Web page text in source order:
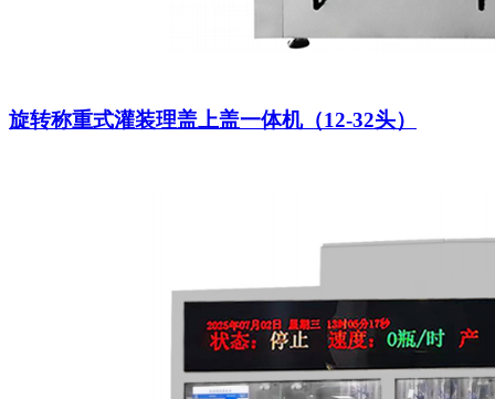
旋转称重式灌装理盖上盖一体机（12-32头）